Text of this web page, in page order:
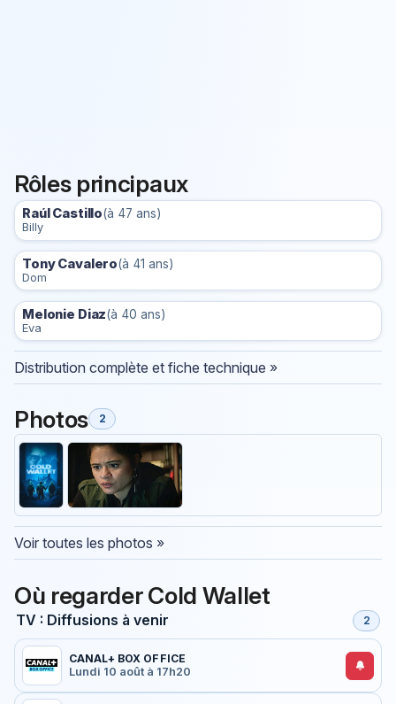
Rôles principaux
Raúl Castillo(à 47 ans)
Billy
Tony Cavalero(à 41 ans)
Dom
Melonie Diaz(à 40 ans)
Eva
Distribution complète et fiche technique »
Photos 2
Voir toutes les photos »
Où regarder Cold Wallet
TV : Diffusions à venir 2
CANAL+ BOX OFFICE
Lundi 10 août à 17h20